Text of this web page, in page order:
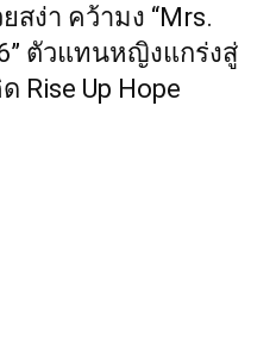
ง่า คว้ามง “Mrs.
ตัวแทนหญิงแกร่งสู่
Rise Up Hope